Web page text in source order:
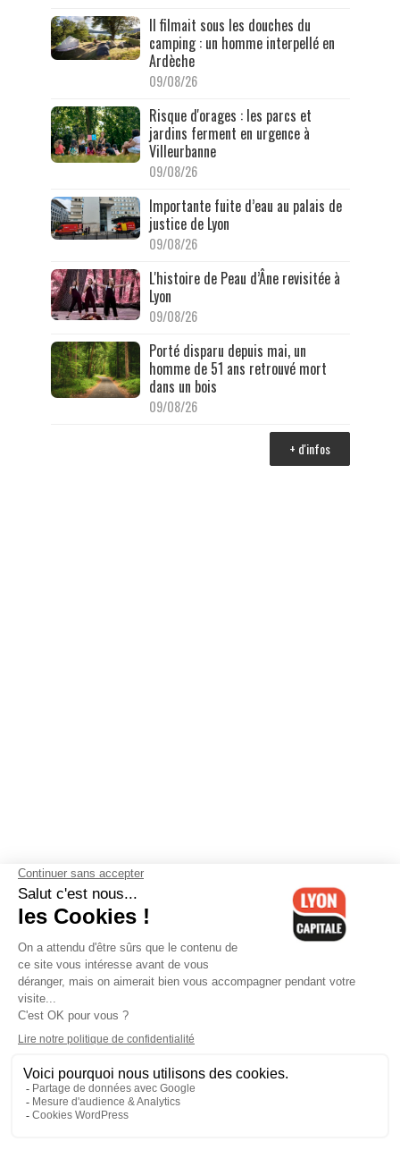
Il filmait sous les douches du
camping : un homme interpellé en
Ardèche
09/08/26
Risque d'orages : les parcs et
jardins ferment en urgence à
Villeurbanne
09/08/26
Importante fuite d’eau au palais de
justice de Lyon
09/08/26
L'histoire de Peau d’Âne revisitée à
Lyon
09/08/26
Porté disparu depuis mai, un
homme de 51 ans retrouvé mort
dans un bois
09/08/26
+ d'infos
Contactez-nous-Mentions légales-CGV-Politique de
confidentialité-Gestion des cookies